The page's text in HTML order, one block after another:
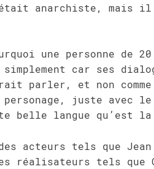
anarchiste, mais
une personne
simplement car ses
parler, et non
juste avec
belle langue qu’est
acteurs tels que Jean
réalisateurs tels que